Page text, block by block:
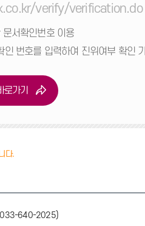
verify/verification.do
문서확인번호 이용
인 번호를 입력하여 진위여부 확인
로가기
다.
640-2025)